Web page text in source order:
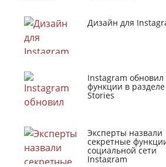
Дизайн для
Instagram обновил
функции в разделе
Stories
Эксперты назвали
секретные
социальной сети
Instagram